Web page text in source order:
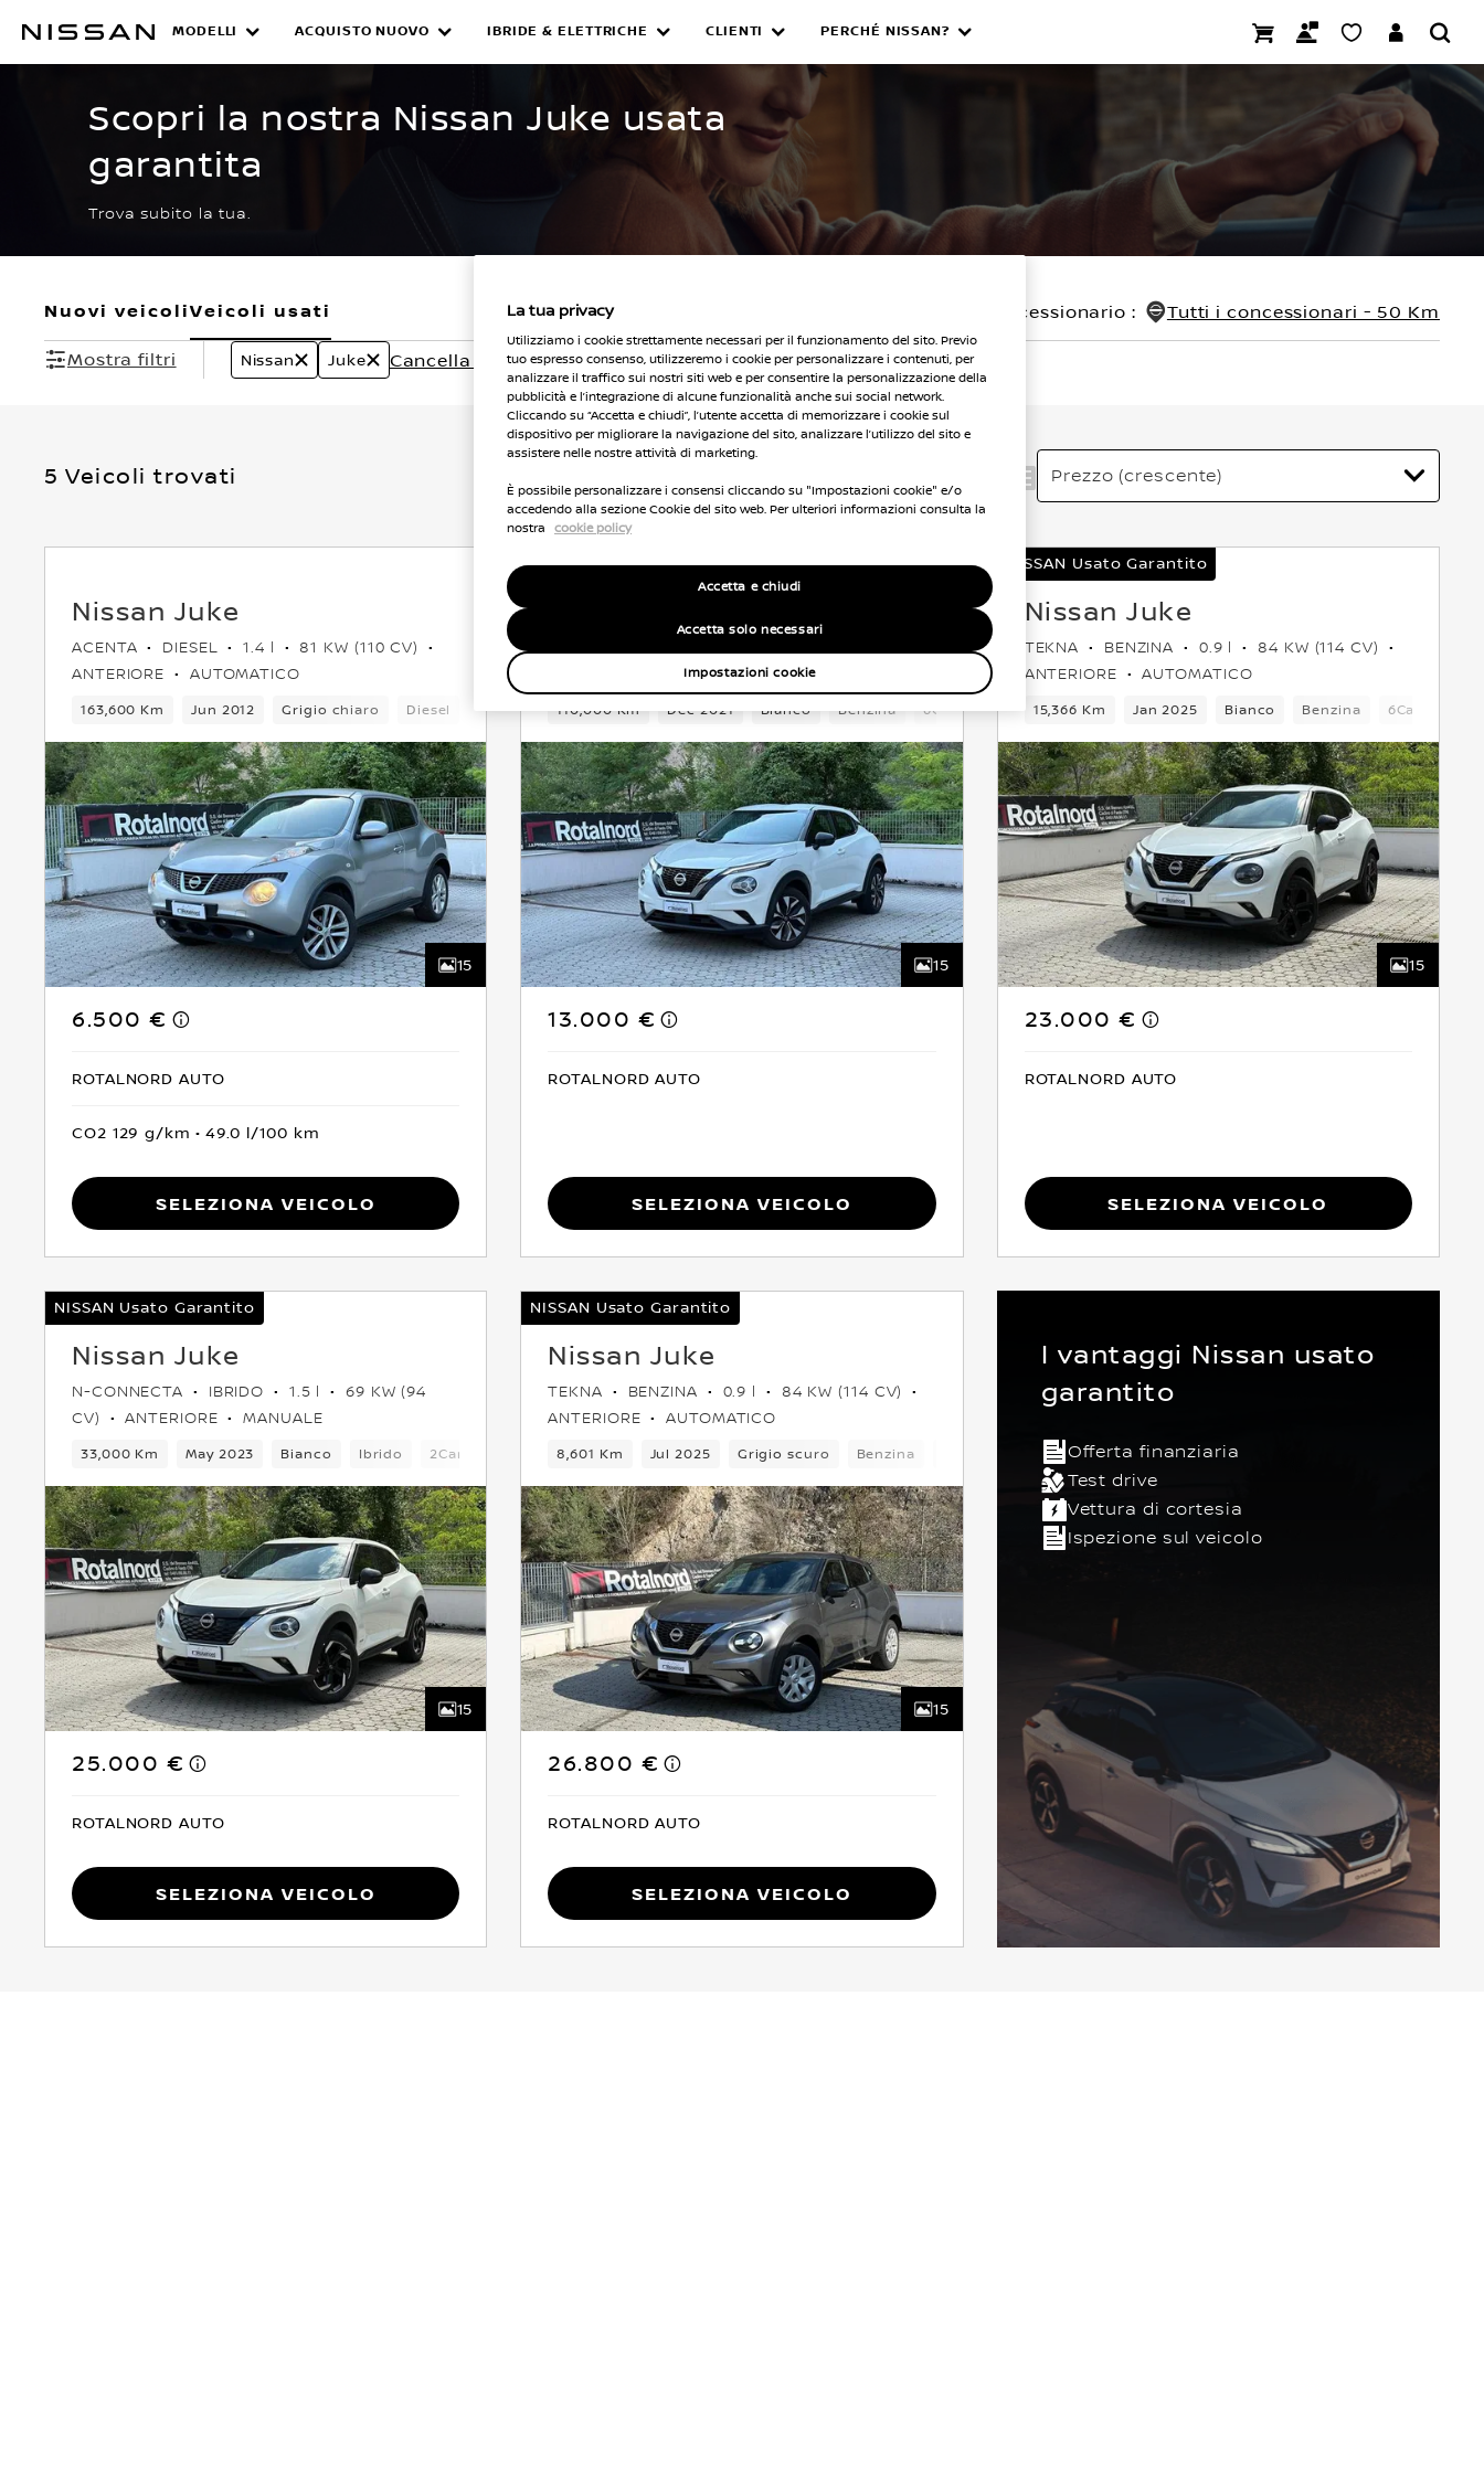
CERTIFIED PRE OWNED INVENTORY
MODELLI ACQUISTO NUOVO IBRIDE & ELETTRICHE CLIENTI PERCHÉ NISSAN?
Scopri la nostra Nissan Juke usata
garantita
Trova subito la tua.
Nuovi veicoliVeicoli usati Seleziona concessionario :
Tutti i concessionari - 50 Km
Mostra filtri
Nissan Juke Cancella tutti i filtri
5 Veicoli trovati
Nissan Juke
ACENTA DIESEL 1.4 l
81 KW (110 CV)
ANTERIORE
AUTOMATICO
163,600 Km Jun 2012 Grigio chiaro Diesel 6Cambio 5 Posti Crossover Anteriore Euro 5
15
6.500 €
ROTALNORD AUTO
CO2 129 g/km 49.0 l/100 km
Seleziona Veicolo
NISSAN Usato Garantito
AUTOMATICO
110,000 Km Dec 2021 Bianco Benzina 6Cambio 5 Posti Crossover Anteriore Euro 6
15
13.000 €
ROTALNORD AUTO
Seleziona Veicolo
NISSAN Usato Garantito
Nissan Juke
TEKNA BENZINA 0.9 l
84 KW (114 CV)
ANTERIORE
AUTOMATICO
15,366 Km Jan 2025 Bianco Benzina 6Cambio
15
23.000 €
ROTALNORD AUTO
Seleziona Veicolo
NISSAN Usato Garantito
Nissan Juke
N-CONNECTA IBRIDO 1.5 l
69 KW (94
CV)
ANTERIORE MANUALE
33,000 Km May 2023 Bianco Ibrido 2Cambio 5 Posti Crossover Anteriore Euro 6
15
25.000 €
ROTALNORD AUTO
Seleziona Veicolo
NISSAN Usato Garantito
Nissan Juke
TEKNA BENZINA 0.9 l
84 KW (114 CV)
ANTERIORE
AUTOMATICO
8,601 Km Jul 2025 Grigio scuro Benzina 5 Posti Crossover Anteriore
15
26.800 €
ROTALNORD AUTO
Seleziona Veicolo
I vantaggi Nissan usato
garantito
Offerta finanziaria
Test drive
Vettura di cortesia
Ispezione sul veicolo
La tua privacy
Utilizziamo i cookie strettamente necessari per il funzionamento del sito. Previo
tuo espresso consenso, utilizzeremo i cookie per personalizzare i contenuti, per
analizzare il traffico sui nostri siti web e per consentire la personalizzazione della
pubblicità e l’integrazione di alcune funzionalità anche sui social network.
Cliccando su “Accetta e chiudi”, l’utente accetta di memorizzare i cookie sul
dispositivo per migliorare la navigazione del sito, analizzare l’utilizzo del sito e
assistere nelle nostre attività di marketing.
È possibile personalizzare i consensi cliccando su "Impostazioni cookie" e/o
accedendo alla sezione Cookie del sito web. Per ulteriori informazioni consulta la
nostra
cookie policy
Accetta solo necessari
Accetta e chiudi
Impostazioni cookie